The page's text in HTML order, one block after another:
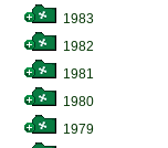
1983
1982
1981
1980
1979